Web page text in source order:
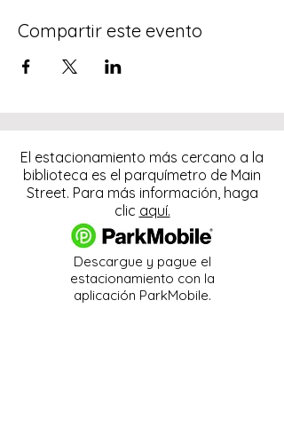
Compartir este evento
El estacionamiento más cercano a la
biblioteca es el parquímetro de Main
Street. Para más información, haga
clic aquí.
Descargue y pague el
estacionamiento con la
aplicación ParkMobile.